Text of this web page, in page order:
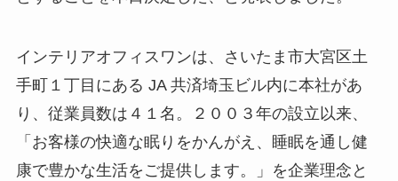
インテリアオフィスワンは、さいたま市大宮区土
手町１丁目にある JA 共済埼玉ビル内に本社があ
り、従業員数は４１名。２００３年の設立以来、
「お客様の快適な眠りをかんがえ、睡眠を通し健
康で豊かな生活をご提供します。」を企業理念と